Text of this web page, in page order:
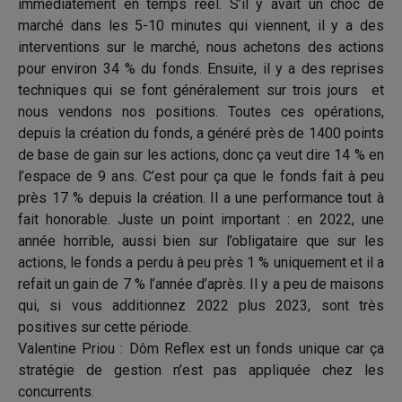
immédiatement en temps réel. S’il y avait un choc de
marché dans les 5-10 minutes qui viennent, il y a des
interventions sur le marché, nous achetons des actions
pour environ 34 % du fonds. Ensuite, il y a des reprises
techniques qui se font généralement sur trois jours et
nous vendons nos positions. Toutes ces opérations,
depuis la création du fonds, a généré près de 1400 points
de base de gain sur les actions, donc ça veut dire 14 % en
l’espace de 9 ans. C’est pour ça que le fonds fait à peu
près 17 % depuis la création. Il a une performance tout à
fait honorable. Juste un point important : en 2022, une
année horrible, aussi bien sur l’obligataire que sur les
actions, le fonds a perdu à peu près 1 % uniquement et il a
refait un gain de 7 % l’année d’après. Il y a peu de maisons
qui, si vous additionnez 2022 plus 2023, sont très
positives sur cette période.
Valentine Priou : Dôm Reflex est un fonds unique car ça
stratégie de gestion n’est pas appliquée chez les
concurrents.
nationalité des personnes, de leur
lieu de résidence ou pour toute
autre raison) la diffusion ou
l’accès à ce site est interdit. Ce
site propose des informations
concernant la gamme de produits
de Dôm Finance disponible pour
la clientèle d’investisseurs
français ou des investisseurs
suisses et ne doit en aucun cas
être consulté par des personnes
résidant aux Etats-Unis. Les
informations contenues sur ce
site ne doivent en aucun cas être
distribuées et ne constituent en
particulier ni une offre de vente ni
une sollicitation d’offre d’achat de
valeurs aux Etats-Unis
d’Amérique pour le compte de
personnes américaines.
La note d’information complète et
les documents d’informations
périodiques de chaque FCP sont
disponibles auprès de Dôm
Finance.
Les performances passées ne
préjugent pas des rendements
futurs. Les actions ne sont pas
garanties et peuvent donc perdre
de la valeur, notamment en raison
des fluctuations des marchés.
Dôm Finance fournit uniquement
des informations sur ses produits.